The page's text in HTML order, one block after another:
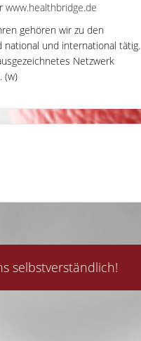
www.healthbridge.de
gehören wir zu den
und international tätig.
Netzwerk
(w)
selbstverständlich!